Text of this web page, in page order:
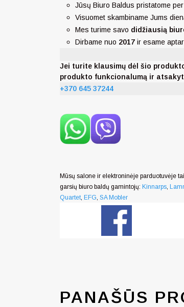
Jūsų Biuro Baldus pristatome
Visuomet skambiname Jums
Mes turime savo didžiausią
Dirbame nuo 2017 ir esame
Jei turite klausimų dėl šio
produkto funkcionalumą ir
+370 645 37244
Mūsų salone ir elektroninėje parduotuvėje
garsių biuro baldų gamintojų: Kinnarps,
Quartet, EFG, SA Mobler
PANAŠŪS